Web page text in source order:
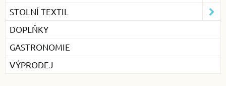
STOLNÍ TEXTIL
DOPLŇKY
GASTRONOMIE
VÝPRODEJ